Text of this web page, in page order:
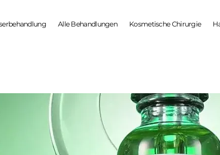
Alle Behandlungen Kosmetische Chirurgie